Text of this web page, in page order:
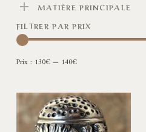
MATIÈRE PRINCIPALE
FILTRER PAR PRIX
Prix : 130€— 140€